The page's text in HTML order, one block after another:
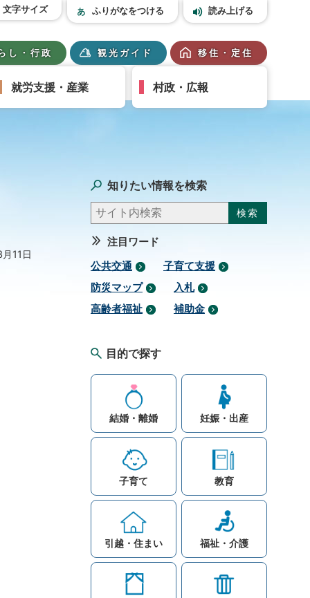
文字サイズ ふりがなをつける 読み上げる
し・行政 観光ガイド 移住・定住
就労支援・産業 村政・広報
11日
知りたい情報を検索
注目ワード
公共交通
子育て支援
防災マップ
入札
高齢者福祉
補助金
目的で探す
結婚・離婚 妊娠・出産
子育て 教育
引越・住まい 福祉・介護